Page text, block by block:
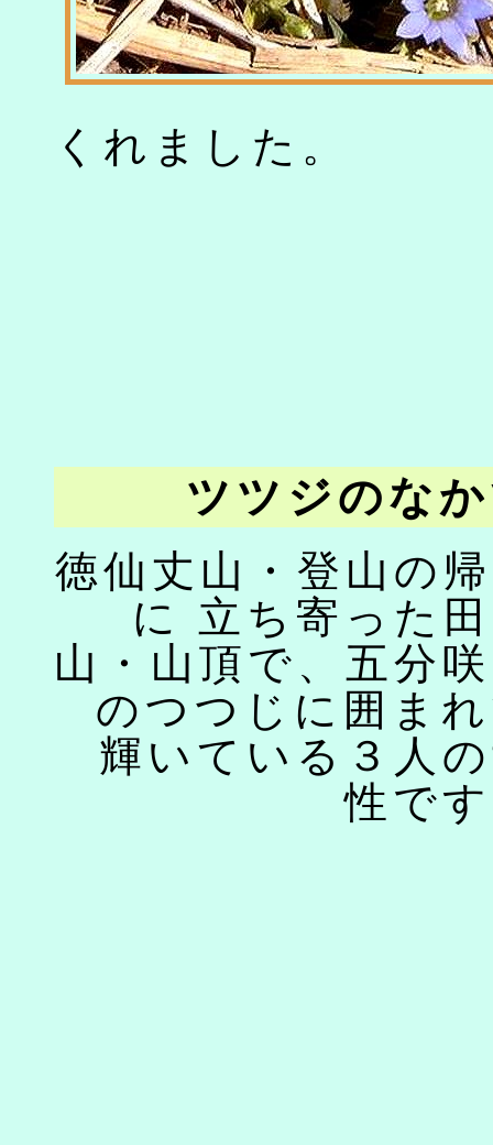
くれました。
ツツジのな
徳仙丈山・登山の
に 立ち寄った
山・山頂で、五分
のつつじに囲ま
輝いている３人
性で